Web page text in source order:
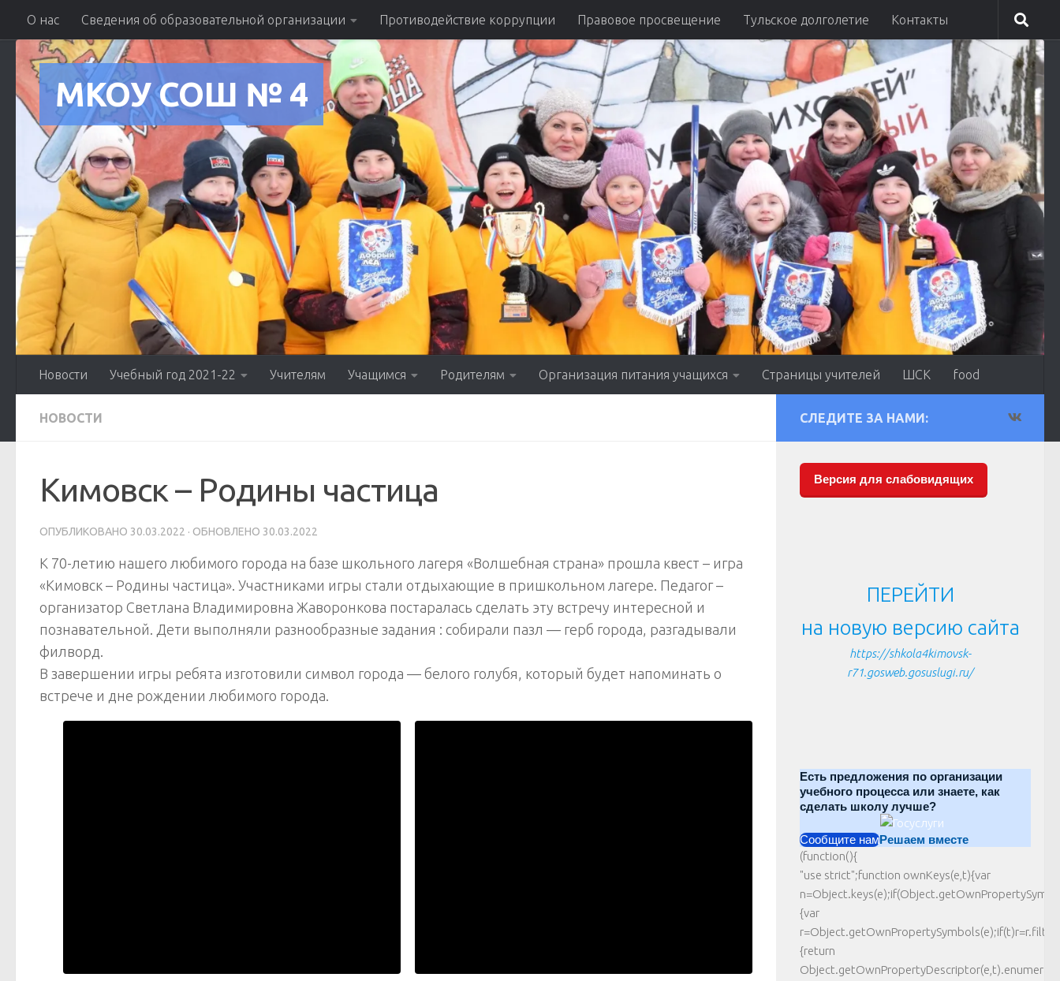
Skip to content
О нас Сведения об образовательной организации Противодействие коррупции Правовое просвещение Тульское долголетие Контакты
МКОУ СОШ № 4
Новости Учебный год 2021-22 Учителям Учащимся Родителям Организация питания учащихся Страницы учителей ШСК food
НОВОСТИ
Кимовск – Родины частица
ОПУБЛИКОВАНО 30.03.2022 · ОБНОВЛЕНО 30.03.2022
К 70-летию нашего любимого города на базе школьного лагеря «Волшебная страна» прошла квест – игра
«Кимовск – Родины частица». Участниками игры стали отдыхающие в пришкольном лагере. Педагог –
организатор Светлана Владимировна Жаворонкова постаралась сделать эту встречу интересной и
познавательной. Дети выполняли разнообразные задания : собирали пазл — герб города, разгадывали
филворд.
В завершении игры ребята изготовили символ города — белого голубя, который будет напоминать о
встрече и дне рождении любимого города.
СЛЕДИТЕ ЗА НАМИ:
Версия для слабовидящих
ПЕРЕЙТИ
на новую версию сайта
https://shkola4kimovsk-
r71.gosweb.gosuslugi.ru/
Есть предложения по организации
учебного процесса или знаете, как
сделать школу лучше?
Сообщите намРешаем вместе
(function(){
"use strict";function ownKeys(e,t){var
{var
{return